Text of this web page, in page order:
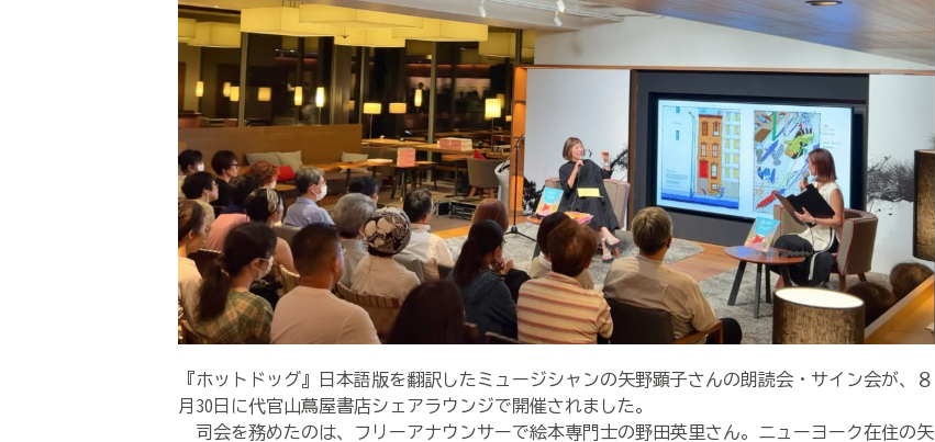
『ホットドッグ』日本語版を翻訳したミュージシャンの矢野顕子さんの朗読会・サイン会が、８
月30日に代官山蔦屋書店シェアラウンジで開催されました。
司会を務めたのは、フリーアナウンサーで絵本専門士の野田英里さん。ニューヨーク在住の矢